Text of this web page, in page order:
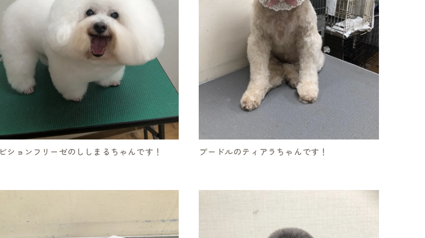
ビションフリーゼのししまるちゃんです！ プードルのティアラちゃんです！